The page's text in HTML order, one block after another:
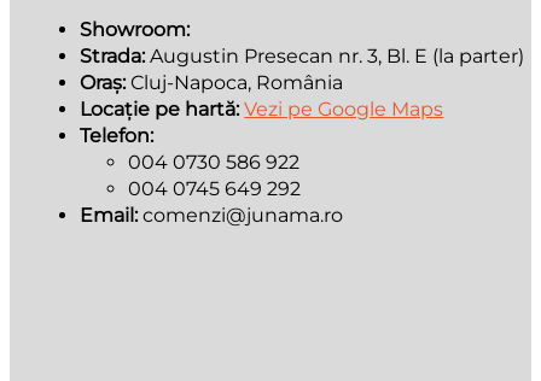
Showroom:
Strada: Augustin Presecan nr. 3, Bl. E (la parter)
Oraș: Cluj-Napoca, România
Locație pe hartă: Vezi pe Google Maps
Telefon:
004 0730 586 922
004 0745 649 292
Email: comenzi@junama.ro